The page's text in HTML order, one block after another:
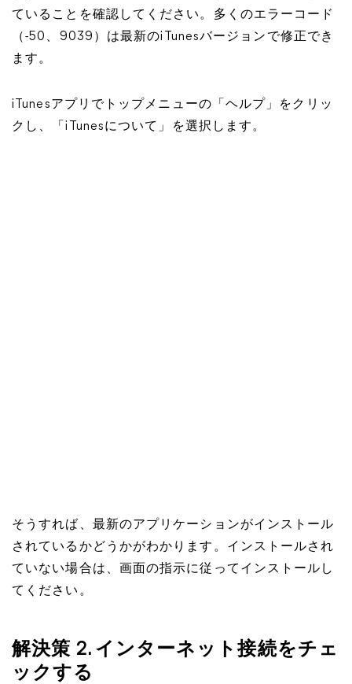
ていることを確認してください。多くのエラーコード
（-50、9039）は最新のiTunesバージョンで修正でき
ます。
iTunesアプリでトップメニューの「ヘルプ」をクリッ
クし、「iTunesについて」を選択します。
そうすれば、最新のアプリケーションがインストール
されているかどうかがわかります。インストールされ
ていない場合は、画面の指示に従ってインストールし
てください。
解決策 2. インターネット接続をチェ
ックする